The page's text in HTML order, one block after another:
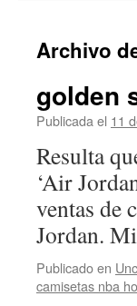
contenido
Archivo
golden
Publicada el 11
Resulta
‘Air
ventas de
Jordan.
Publicado en
camisetas nba